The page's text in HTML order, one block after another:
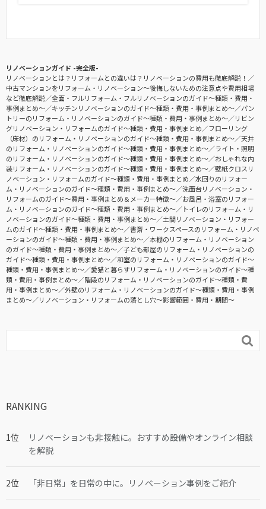
リノベーションガイド -完全版-
リノベーションとは？リフォームとの違いは？リノベーションの費用も徹底解説！
中古マンションをリフォーム・リノベーション〜後悔しないための注意点や費用相場
など徹底解説
全面・フルリフォーム・フルリノベーションのガイド〜種類・費用・
事例まとめ〜
キッチンリノベーションのガイド〜種類・費用・事例まとめ〜
パン
トリーのリフォーム・リノベーションのガイド〜種類・費用・事例まとめ〜
リビン
グリノベーション・リフォームのガイド〜種類・費用・事例まとめ
フローリング
（床材）のリフォーム・リノベーションのガイド〜種類・費用・事例まとめ〜
天井
のリフォーム・リノベーションのガイド〜種類・費用・事例まとめ〜
ライト・照明
のリフォーム・リノベーションのガイド〜種類・費用・事例まとめ〜
おしゃれな内
装リフォーム・リノベーションのガイド〜種類・費用・事例まとめ〜
壁紙クロスリ
ノベーション・リフォームのガイド〜種類・費用・事例まとめ
水回りのリフォー
ム・リノベーションのガイド〜種類・費用・事例まとめ〜
洗面台リノベーション・
リフォームのガイド〜費用・事例まとめ＆メーカー特徴〜
お風呂・浴室のリフォー
ム・リノベーションのガイド〜種類・費用・事例まとめ〜
トイレのリフォーム・リ
ノベーションのガイド〜種類・費用・事例まとめ〜
土間リノベーション・リフォー
ムのガイド〜種類・費用・事例まとめ〜
書斎・ワークスペースのリフォーム・リノベ
ーションのガイド〜種類・費用・事例まとめ〜
本棚のリフォーム・リノベーション
のガイド〜種類・費用・事例まとめ〜
子ども部屋のリフォーム・リノベーションの
ガイド〜種類・費用・事例まとめ〜
和室のリフォーム・リノベーションのガイド〜
種類・費用・事例まとめ〜
愛猫と暮らすリフォーム・リノベーションのガイド〜種
類・費用・事例まとめ〜
階段のリフォーム・リノベーションのガイド〜種類・費
用・事例まとめ〜
外壁のリフォーム・リノベーションのガイド〜種類・費用・事例
まとめ〜
リノベーション・リフォームの落とし穴～影響範囲・費用・期間～

RANKING
リノベーションも非接触に。おすすめ設備やオンライン相談
を解説
「非日常」を日常の中に。リノベーション事例をご紹介